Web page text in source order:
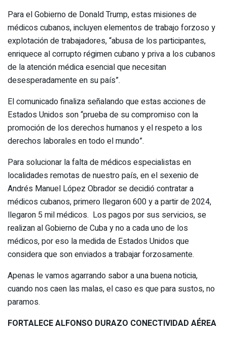
Para el Gobierno de Donald Trump, estas misiones de
médicos cubanos, incluyen elementos de trabajo forzoso y
explotación de trabajadores, “abusa de los participantes,
enriquece al corrupto régimen cubano y priva a los cubanos
de la atención médica esencial que necesitan
desesperadamente en su país”.
El comunicado finaliza señalando que estas acciones de
Estados Unidos son “prueba de su compromiso con la
promoción de los derechos humanos y el respeto a los
derechos laborales en todo el mundo”.
Para solucionar la falta de médicos especialistas en
localidades remotas de nuestro país, en el sexenio de
Andrés Manuel López Obrador se decidió contratar a
médicos cubanos, primero llegaron 600 y a partir de 2024,
llegaron 5 mil médicos. Los pagos por sus servicios, se
realizan al Gobierno de Cuba y no a cada uno de los
médicos, por eso la medida de Estados Unidos que
considera que son enviados a trabajar forzosamente.
Apenas le vamos agarrando sabor a una buena noticia,
cuando nos caen las malas, el caso es que para sustos, no
paramos.
FORTALECE ALFONSO DURAZO CONECTIVIDAD AÉREA